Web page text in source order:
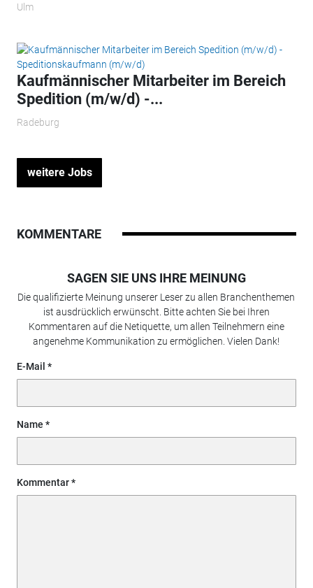
Ulm
Kaufmännischer Mitarbeiter im Bereich
Spedition (m/w/d) -...
Radeburg
weitere Jobs
KOMMENTARE
SAGEN SIE UNS IHRE MEINUNG
Die qualifizierte Meinung unserer Leser zu allen Branchenthemen
ist ausdrücklich erwünscht. Bitte achten Sie bei Ihren
Kommentaren auf die Netiquette, um allen Teilnehmern eine
angenehme Kommunikation zu ermöglichen. Vielen Dank!
E-Mail
Name
Kommentar